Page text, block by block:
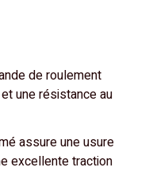
de roulement
une résistance au
assure une usure
excellente traction